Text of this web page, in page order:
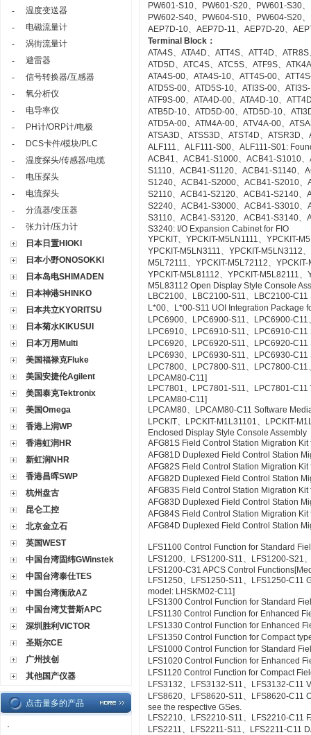
-
温度变送器
-
电磁流量计
-
涡街流量计
-
避雷器
-
信号转换器/互感器
-
氧分析仪
-
电导率仪
-
PH计/ORP计/电极
-
DCS卡件/模块/PLC
-
温度探头/传感器/电缆
-
电压探头
-
电流探头
-
分流器/变压器
-
张力计/压力计
日本日置HIOKI
日本小野ONOSOKKI
日本岛电SHIMADEN
日本神港SHINKO
日本共立KYORITSU
日本菊水KIKUSUI
日本万用Multi
美国福禄克Fluke
美国安捷伦Agilent
美国泰克Tektronix
美国Omega
香港上润WP
香港虹润HR
新虹润NHR
香港昌晖SWP
杭州盘古
昆仑工控
北京金立石
英国WEST
中国台湾固纬GWinstek
中国台湾泰仕TES
中国台湾衡欣AZ
中国台湾艾普斯APC
深圳胜利VICTOR
圣斯尔CE
广州技创
其他国产仪器
点击量多的产品
·
PW601-S10、PW601-S20、PW601-S30
PW602-S40、PW604-S10、PW604-S20
AEP7D-10、AEP7D-11、AEP7D-20、
Terminal Block：
ATA4S、ATA4D、ATT4S、ATT4D、
ATD5D、ATC4S、ATC5S、ATF9S、
ATA4S-00、ATA4S-10、ATT4S-00、
ATD5S-00、ATD5S-10、ATI3S-00、
ATF9S-00、ATA4D-00、ATA4D-10、
ATB5D-10、ATD5D-00、ATD5D-10、
ATD5A-00、ATM4A-00、ATV4A-00、
ATSA3D、ATSS3D、ATST4D、ATSR3D
ALF111、ALF111-S00、ALF111-S01:
ACB41、ACB41-S1000、ACB41-S1010
S1110、ACB41-S1120、ACB41-S1140
S1240、ACB41-S2000、ACB41-S2010
S2110、ACB41-S2120、ACB41-S2140
S2240、ACB41-S3000、ACB41-S3010
S3110、ACB41-S3120、ACB41-S3140
S3240: I/O Expansion Cabinet for FIO
YPCKIT、YPCKIT-M5LN1111、YPCKIT-
YPCKIT-M5LN3111、YPCKIT-M5LN3112
M5L72111、YPCKIT-M5L72112、
YPCKIT-M5L81112、YPCKIT-M5L82111
M5L83112 Open Display Style Console
LBC2100、LBC2100-S11、LBC2100-
L*00、L*00-S11 UOI Integration Package
LPC6900、LPC6900-S11、LPC6900-
LPC6910、LPC6910-S11、LPC6910-
LPC6920、LPC6920-S11、LPC6920-
LPC6930、LPC6930-S11、LPC6930-
LPC7800、LPC7800-S11、LPC7800-
LPCAM80-C11]
LPC7801、LPC7801-S11、LPC7801-
LPCAM80-C11]
LPCAM80、LPCAM80-C11 Software
LPCKIT、LPCKIT-M1L31101、LPCKIT-
Enclosed Display Style Console Assembly
AFG81S Field Control Station Migration Kit
AFG81D Duplexed Field Control Station
AFG82S Field Control Station Migration Kit
AFG82D Duplexed Field Control Station
AFG83S Field Control Station Migration Kit
AFG83D Duplexed Field Control Station
AFG84S Field Control Station Migration Kit
AFG84D Duplexed Field Control Station
LFS1100 Control Function for Standard
LFS1200、LFS1200-S11、LFS1200-S21
LFS1200-C31 APCS Control
LFS1250、LFS1250-S11、LFS1250-C11
model: LHSKM02-C11]
LFS1300 Control Function for Standard
LFS1130 Control Function for Enhanced
LFS1330 Control Function for Enhanced
LFS1350 Control Function for Compact
LFS1000 Control Function for Standard
LFS1020 Control Function for Enhanced
LFS1120 Control Function for Compact
LFS3132、LFS3132-S11、LFS3132-C11
LFS8620、LFS8620-S11、LFS8620-C11
see the respective GSes.
LFS2210、LFS2210-S11、LFS2210-C11
LFS2211、LFS2211-S11、LFS2211-C11